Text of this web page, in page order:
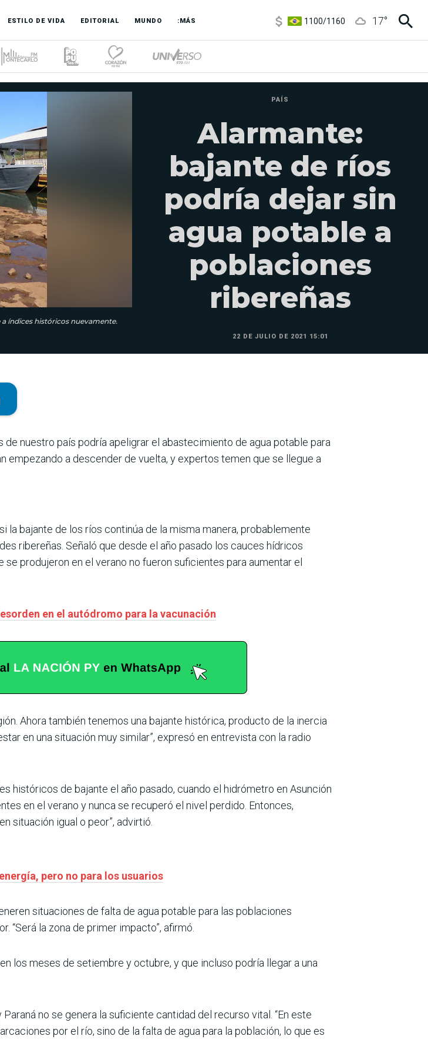
ESTILO DE VIDA EDITORIAL MUNDO :MÁS
3,8/4
6850/7200
17°
índices históricos nuevamente.
PAÍS
Alarmante:
bajante de ríos
podría dejar sin
agua potable a
poblaciones
ribereñas
22 DE JULIO DE 2021 15:01
nuestro país podría apeligrar el abastecimiento de agua potable para
empezando a descender de vuelta, y expertos temen que se llegue a
la bajante de los ríos continúa de la misma manera, probablemente
ribereñas. Señaló que desde el año pasado los cauces hídricos
produjeron en el verano no fueron suficientes para aumentar el
en el autódromo para la vacunación
Ahora también tenemos una bajante histórica, producto de la inercia
en una situación muy similar”, expresó en entrevista con la radio
históricos de bajante el año pasado, cuando el hidrómetro en Asunción
en el verano y nunca se recuperó el nivel perdido. Entonces,
situación igual o peor”, advirtió.
pero no para los usuarios
situaciones de falta de agua potable para las poblaciones
“Será la zona de primer impacto”, afirmó.
los meses de setiembre y octubre, y que incluso podría llegar a una
no se genera la suficiente cantidad del recurso vital. “En este
por el río, sino de la falta de agua para la población, lo que es